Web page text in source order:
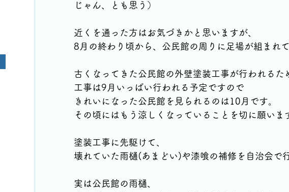
じゃん、とも思う）
近くを通った方はお気づきかと思いますが、
8月の終わり頃から、公民館の周りに足場が組まれて
古くなってきた公民館の外壁塗装工事が行われるた
工事は9月いっぱい行われる予定ですので
きれいになった公民館を見られるのは10月です。
その頃にはもう涼しくなっていることを切に願いま
塗装工事に先駆けて、
壊れていた雨樋(あまどい)や漆喰の補修を自治会で
実は公民館の雨樋、